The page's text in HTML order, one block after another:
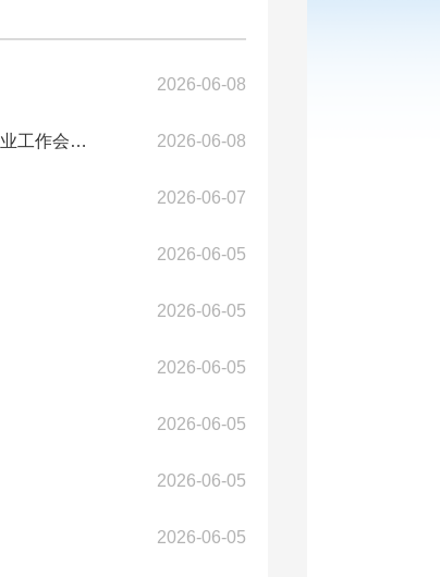
2026-06-08
以“1+1+2+6”为工作抓手促进就业提质增效 ——2026年攀枝花市就业创业工作会议... 2026-06-08
2026-06-07
2026-06-05
2026-06-05
2026-06-05
2026-06-05
2026-06-05
2026-06-05